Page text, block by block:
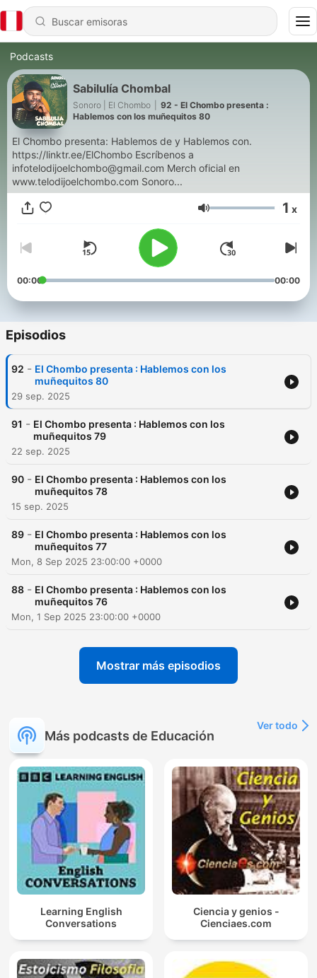
Podcasts
Sabilulía Chombal
Sonoro | El Chombo
92 - El Chombo presenta :
Hablemos con los muñequitos 80
El Chombo presenta: Hablemos de y Hablemos con.
https://linktr.ee/ElChombo Escríbenos a
infotelodijoelchombo@gmail.com Merch oficial en
www.telodijoelchombo.com Sonoro...
Volumen 1 x
00:00 00:00
Episodios
92 - El Chombo presenta : Hablemos con los
muñequitos 80
29 sep. 2025
91 - El Chombo presenta : Hablemos con los
muñequitos 79
22 sep. 2025
90 - El Chombo presenta : Hablemos con los
muñequitos 78
15 sep. 2025
89 - El Chombo presenta : Hablemos con los
muñequitos 77
Mon, 8 Sep 2025 23:00:00 +0000
88 - El Chombo presenta : Hablemos con los
muñequitos 76
Mon, 1 Sep 2025 23:00:00 +0000
Mostrar más episodios
Más podcasts de Educación
Ver todo
Learning English
Conversations
Ciencia y genios -
Cienciaes.com